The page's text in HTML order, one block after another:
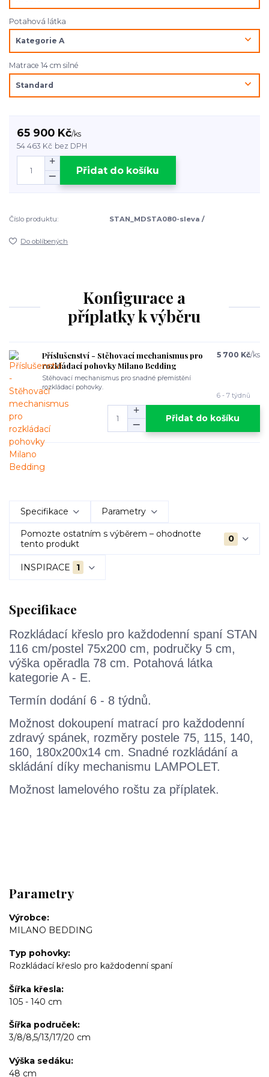
Potahová látka
Matrace 14 cm silné
65 900 Kč/ks
54 463 Kč bez DPH
Přidat do košíku
Číslo produktu: STAN_MDSTA080-sleva /
Do oblíbených
Konfigurace a
příplatky k výběru
Příslušenství - Stěhovací mechanismus pro
rozkládací pohovky Milano Bedding
Stěhovací mechanismus pro snadné přemístění
rozkládací pohovky.
5 700 Kč/ks
6 - 7 týdnů
Přidat do košíku
Specifikace Parametry
Pomozte ostatním s výběrem – ohodnoťte
tento produkt
0
INSPIRACE 1
Specifikace
Rozkládací křeslo pro každodenní spaní STAN
116 cm/postel 75x200 cm, područky 5 cm,
výška opěradla 78 cm. Potahová látka
kategorie A - E.
Termín dodání 6 - 8 týdnů.
Možnost dokoupení matrací pro každodenní
zdravý spánek, rozměry postele 75, 115, 140,
160, 180x200x14 cm. Snadné rozkládání a
skládání díky mechanismu LAMPOLET.
Možnost lamelového roštu za příplatek.
Parametry
Výrobce
MILANO BEDDING
Typ pohovky
Rozkládací křeslo pro každodenní spaní
Šířka křesla
105 - 140 cm
Šířka područek
3/8/8,5/13/17/20 cm
Výška sedáku
48 cm